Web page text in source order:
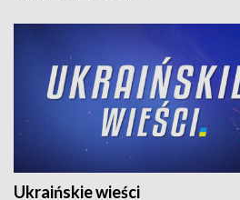
Ukraińskie wieści